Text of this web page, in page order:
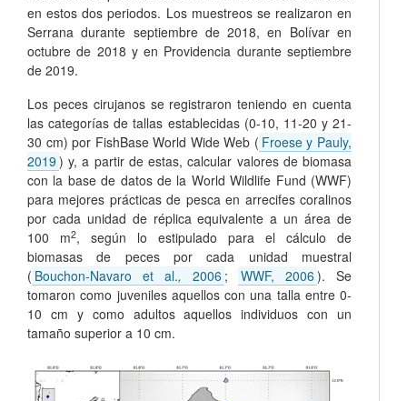
en estos dos periodos. Los muestreos se realizaron en
Serrana durante septiembre de 2018, en Bolívar en
octubre de 2018 y en Providencia durante septiembre
de 2019.
Los peces cirujanos se registraron teniendo en cuenta
las categorías de tallas establecidas (0-10, 11-20 y 21-
30 cm) por FishBase World Wide Web ( Froese y Pauly,
2019 ) y, a partir de estas, calcular valores de biomasa
con la base de datos de la World Wildlife Fund (WWF)
para mejores prácticas de pesca en arrecifes coralinos
por cada unidad de réplica equivalente a un área de
100 m2, según lo estipulado para el cálculo de
biomasas de peces por cada unidad muestral
( Bouchon-Navaro et al., 2006 ; WWF, 2006 ). Se
tomaron como juveniles aquellos con una talla entre 0-
10 cm y como adultos aquellos individuos con un
tamaño superior a 10 cm.